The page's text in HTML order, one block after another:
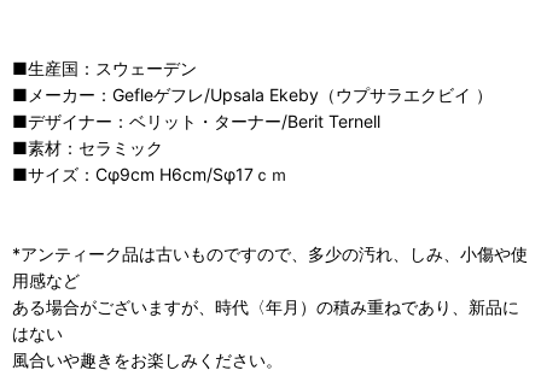
■生産国：スウェーデン
■メーカー：Gefleゲフレ/Upsala Ekeby（ウプサラエクビイ ）
■デザイナー：ベリット・ターナー/Berit Ternell
■素材：セラミック
■サイズ：Cφ9cm H6cm/Sφ17ｃｍ
*アンティーク品は古いものですので、多少の汚れ、しみ、小傷や使
用感など
ある場合がございますが、時代〈年月）の積み重ねであり、新品に
はない
風合いや趣きをお楽しみください。